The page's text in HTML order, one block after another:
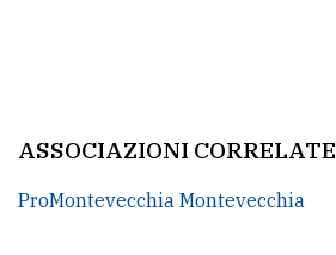
ASSOCIAZIONI CORRELATE
ProMontevecchia Montevecchia